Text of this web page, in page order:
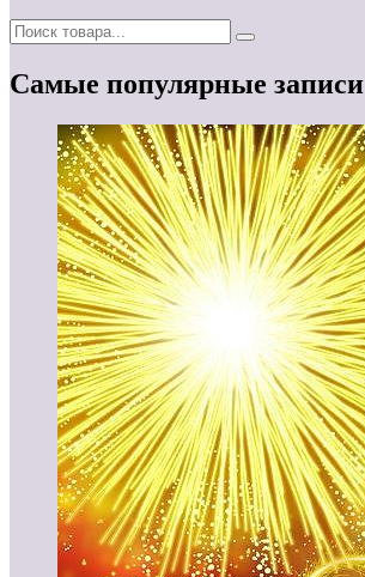
Самые популярные записи